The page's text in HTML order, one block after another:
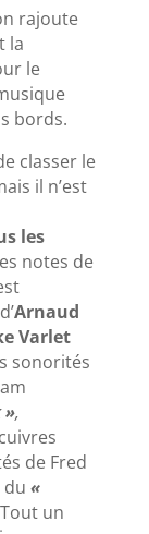
rajoute
la
le
bords.
classer le
il n’est
les
notes de
Arnaud
Varlet
sonorités
»,
de Fred
du «
un